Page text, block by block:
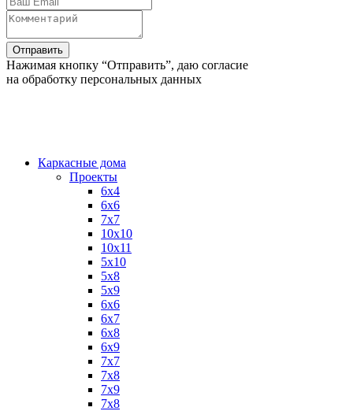
Нажимая кнопку “Отправить”, даю согласие
на обработку персональных данных
Каркасные дома
Проекты
6х4
6х6
7х7
10х10
10х11
5х10
5х8
5х9
6x6
6x7
6x8
6x9
7x7
7x8
7x9
7х8